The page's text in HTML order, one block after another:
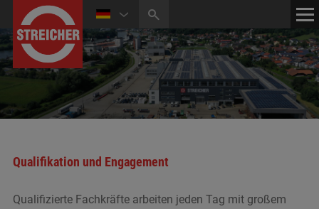
HOME KONTAKT
Qualifikation und Engagement
Qualifizierte Fachkräfte arbeiten jeden Tag mit großem